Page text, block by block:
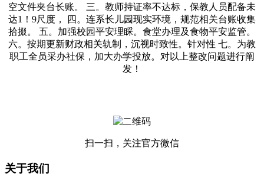
空文件夹台长账。 三。教师持证率不达标，保教人员配备未
达1！9尺度， 四。连系长儿园现实环境，规范相关台账收集
拾掇。 五。加强校园平安理睬。食堂办理及食物平安监管。
六。按期更新财政相关轨制，沉视时致性。针对性 七。为教
职工全员采办社保，加大办学投放。对以上整改问题进行阐
发！
扫一扫，关注官方微信
关于我们